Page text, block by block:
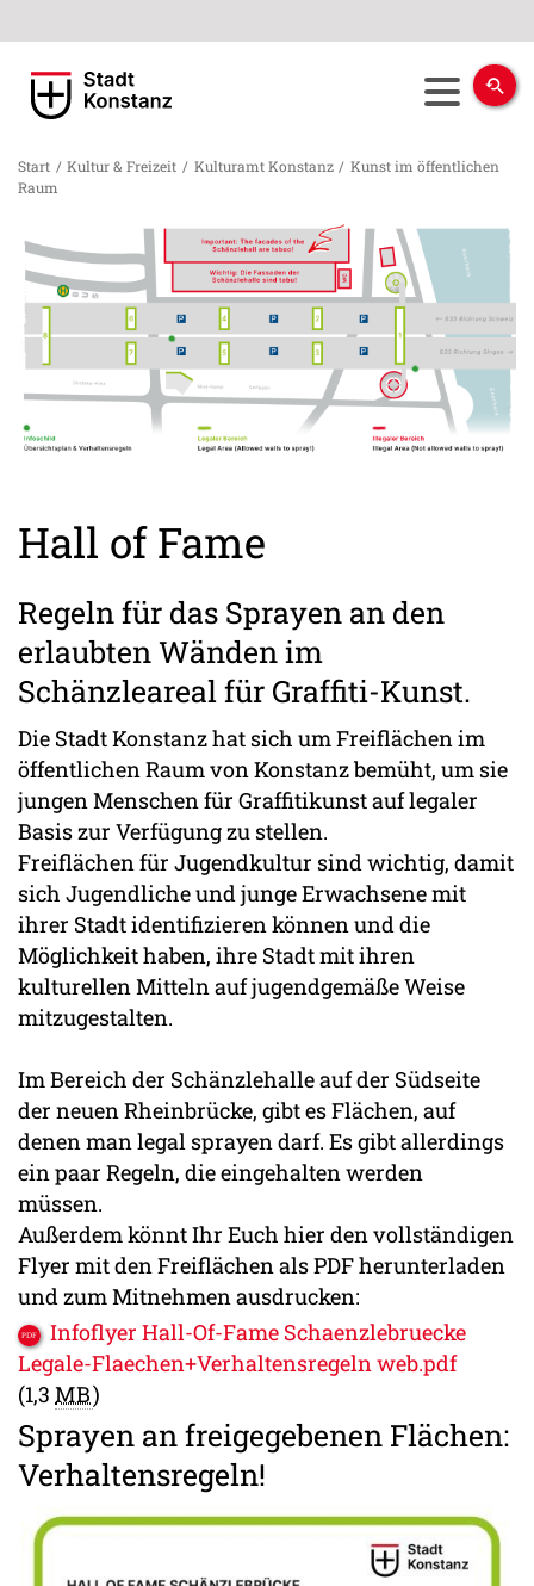
Start / Kultur & Freizeit / Kulturamt Konstanz / Kunst im öffentlichen
Raum
Hall of Fame
Regeln für das Sprayen an den
erlaubten Wänden im
Schänzleareal für Graffiti-Kunst.
Die Stadt Konstanz hat sich um Freiflächen im
öffentlichen Raum von Konstanz bemüht, um sie
jungen Menschen für Graffitikunst auf legaler
Basis zur Verfügung zu stellen.
Freiflächen für Jugendkultur sind wichtig, damit
sich Jugendliche und junge Erwachsene mit
ihrer Stadt identifizieren können und die
Möglichkeit haben, ihre Stadt mit ihren
kulturellen Mitteln auf jugendgemäße Weise
mitzugestalten.
Im Bereich der Schänzlehalle auf der Südseite
der neuen Rheinbrücke, gibt es Flächen, auf
denen man legal sprayen darf. Es gibt allerdings
ein paar Regeln, die eingehalten werden
müssen.
Außerdem könnt Ihr Euch hier den vollständigen
Flyer mit den Freiflächen als PDF herunterladen
und zum Mitnehmen ausdrucken:
Infoflyer Hall-Of-Fame Schaenzlebruecke
Legale-Flaechen+Verhaltensregeln web.pdf
(1,3 MB)
Sprayen an freigegebenen Flächen:
Verhaltensregeln!